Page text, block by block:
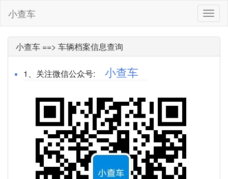
小
查
车
小查车
小查车 ==> 车辆档案信息查询
1、关注微信公众号: 小查车